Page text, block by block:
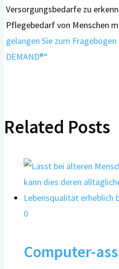
Versorgungsbedarfe zu
Pflegebedarf von Menschen
gelangen Sie zum
DEMAND®“
Related Posts
0
Computer-